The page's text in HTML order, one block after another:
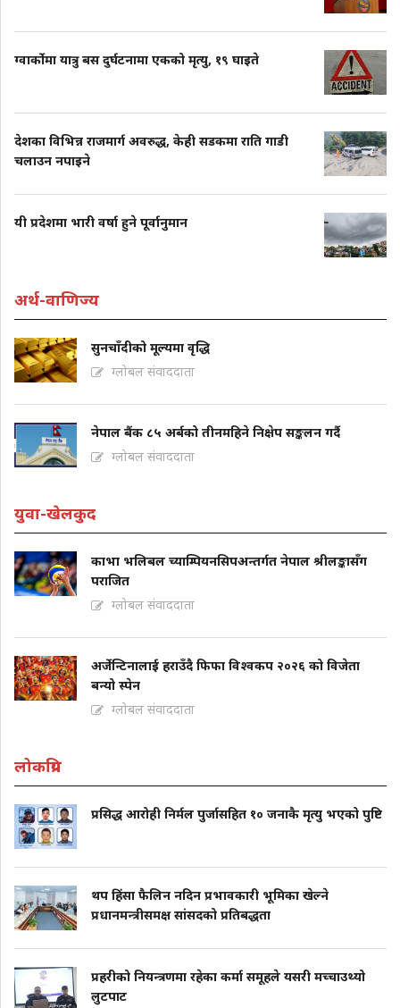
ग्वार्कोमा यात्रु बस दुर्घटनामा एकको मृत्यु, १९ घाइते
देशका विभिन्न राजमार्ग अवरुद्ध, केही सडकमा राति गाडी
चलाउन नपाइने
यी प्रदेशमा भारी वर्षा हुने पूर्वानुमान
अर्थ-वाणिज्य
सुनचाँदीको मूल्यमा वृद्धि
ग्लोबल संवाददाता
नेपाल बैंक ८५ अर्बको तीनमहिने निक्षेप सङ्कलन गर्दै
ग्लोबल संवाददाता
युवा-खेलकुद
काभा भलिबल च्याम्पियनसिपअन्तर्गत नेपाल श्रीलङ्कासँग
पराजित
ग्लोबल संवाददाता
अर्जेन्टिनालाई हराउँदै फिफा विश्वकप २०२६ को विजेता
बन्यो स्पेन
ग्लोबल संवाददाता
लोकप्रिय
प्रसिद्ध आरोही निर्मल पुर्जासहित १० जनाकै मृत्यु भएको पुष्टि
थप हिंसा फैलिन नदिन प्रभावकारी भूमिका खेल्ने
प्रधानमन्त्रीसमक्ष सांसदको प्रतिबद्धता
प्रहरीको नियन्त्रणमा रहेका कर्मा समूहले यसरी मच्चाउथ्यो
लुटपाट